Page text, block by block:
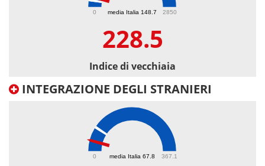
media Italia 148.7
0 2850
228.5
Indice di vecchiaia
INTEGRAZIONE DEGLI STRANIERI
media Italia 67.8
0 367.1